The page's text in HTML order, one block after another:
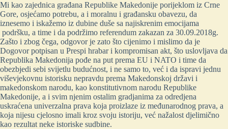
Mi kao zajednica građana Republike Makedonije porijeklom iz Crne
Gore, osjećamo potrebu, a i moralnu i građansku obavezu, da
iznesemo i iskažemo iz dubine duše sa najiskrenim emocijama
podršku, a time i da podržimo referendum zakazan za 30.09.2018g.
Zašto i zbog čega, odgovor je zato što cijenimo i mislimo da je
Dogovor potpisan u Prespi hrabar i kompromisan akt, što uslovljava da
Republika Makedonija pođe na put prema EU i NATO i time da
obezbjedi sebi svijetlu budućnost, i ne samo to, već i da ispravi jednu
viševjekovnu istorisku nepravdu prema Makedonskoj državi i
makedonskom narodu, kao konstitutivnom narodu Republike
Makedonije, a i svim njenim ostalim gradjanima za odredjena
uskraćena univerzalna prava koja proizlaze iz međunarodnog prava, a
koja nijesu cjelosno imali kroz svoju istoriju, već nažalost djelimično
kao rezultat neke istoriske sudbine.